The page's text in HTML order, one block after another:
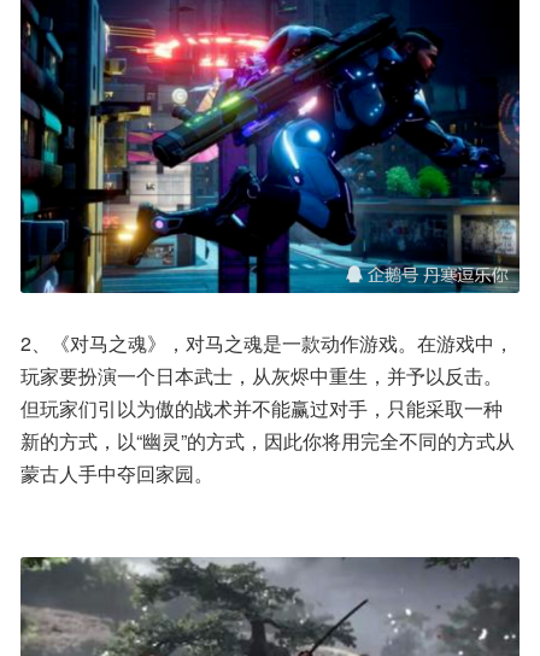
2、《对马之魂》，对马之魂是一款动作游戏。在游戏中，
玩家要扮演一个日本武士，从灰烬中重生，并予以反击。
但玩家们引以为傲的战术并不能赢过对手，只能采取一种
新的方式，以“幽灵”的方式，因此你将用完全不同的方式从
蒙古人手中夺回家园。